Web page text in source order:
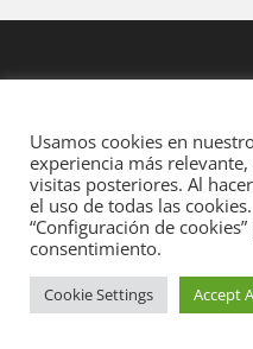
Diseñado por Elegant
Usamos cookies en
experiencia más
visitas posteriores. Al
el uso de todas las
“Configuración de
consentimiento.
Cookie Settings Accept